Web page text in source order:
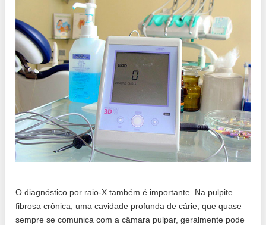
O diagnóstico por raio-X também é importante. Na pulpite
fibrosa crônica, uma cavidade profunda de cárie, que quase
sempre se comunica com a câmara pulpar, geralmente pode